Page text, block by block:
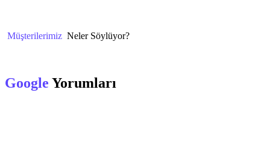
Müşterilerimiz Neler Söylüyor?
Google Yorumları